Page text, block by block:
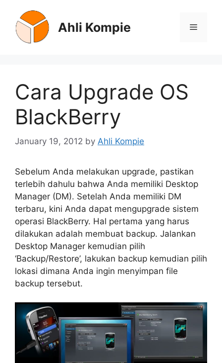
content
Ahli Kompie Menu
Cara Upgrade OS
BlackBerry
January 19, 2012 by Ahli Kompie
Sebelum Anda melakukan upgrade, pastikan
terlebih dahulu bahwa Anda memiliki Desktop
Manager (DM). Setelah Anda memiliki DM
terbaru, kini Anda dapat mengupgrade sistem
operasi BlackBerry. Hal pertama yang harus
dilakukan adalah membuat backup. Jalankan
Desktop Manager kemudian pilih
‘Backup/Restore’, lakukan backup kemudian pilih
lokasi dimana Anda ingin menyimpan file
backup tersebut.